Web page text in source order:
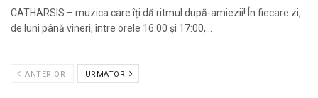
CATHARSIS – muzica care îți dă ritmul după-amiezii! În fiecare zi,
de luni până vineri, între orele 16:00 și 17:00,...
ANTERIOR URMATOR